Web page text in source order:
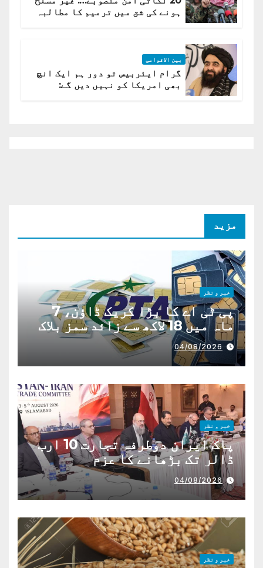
ہونے کی شق میں ترمیم کا مطالبہ
بین الاقوامی
گرام ایئربیس تو دور ہم ایک انچ
بھی امریکا کو نہیں دیں گے:
مزید
خبر و نظر
پی ٹی اے کا بڑا کریک ڈاؤن، 7
ماہ میں 18 لاکھ سے زائد سمز بلاک
04/08/2026
خبر و نظر
پاک ایران دوطرفہ تجارت 10 ارب
ڈالر تک بڑھانے کا عزم
04/08/2026
خبر و نظر